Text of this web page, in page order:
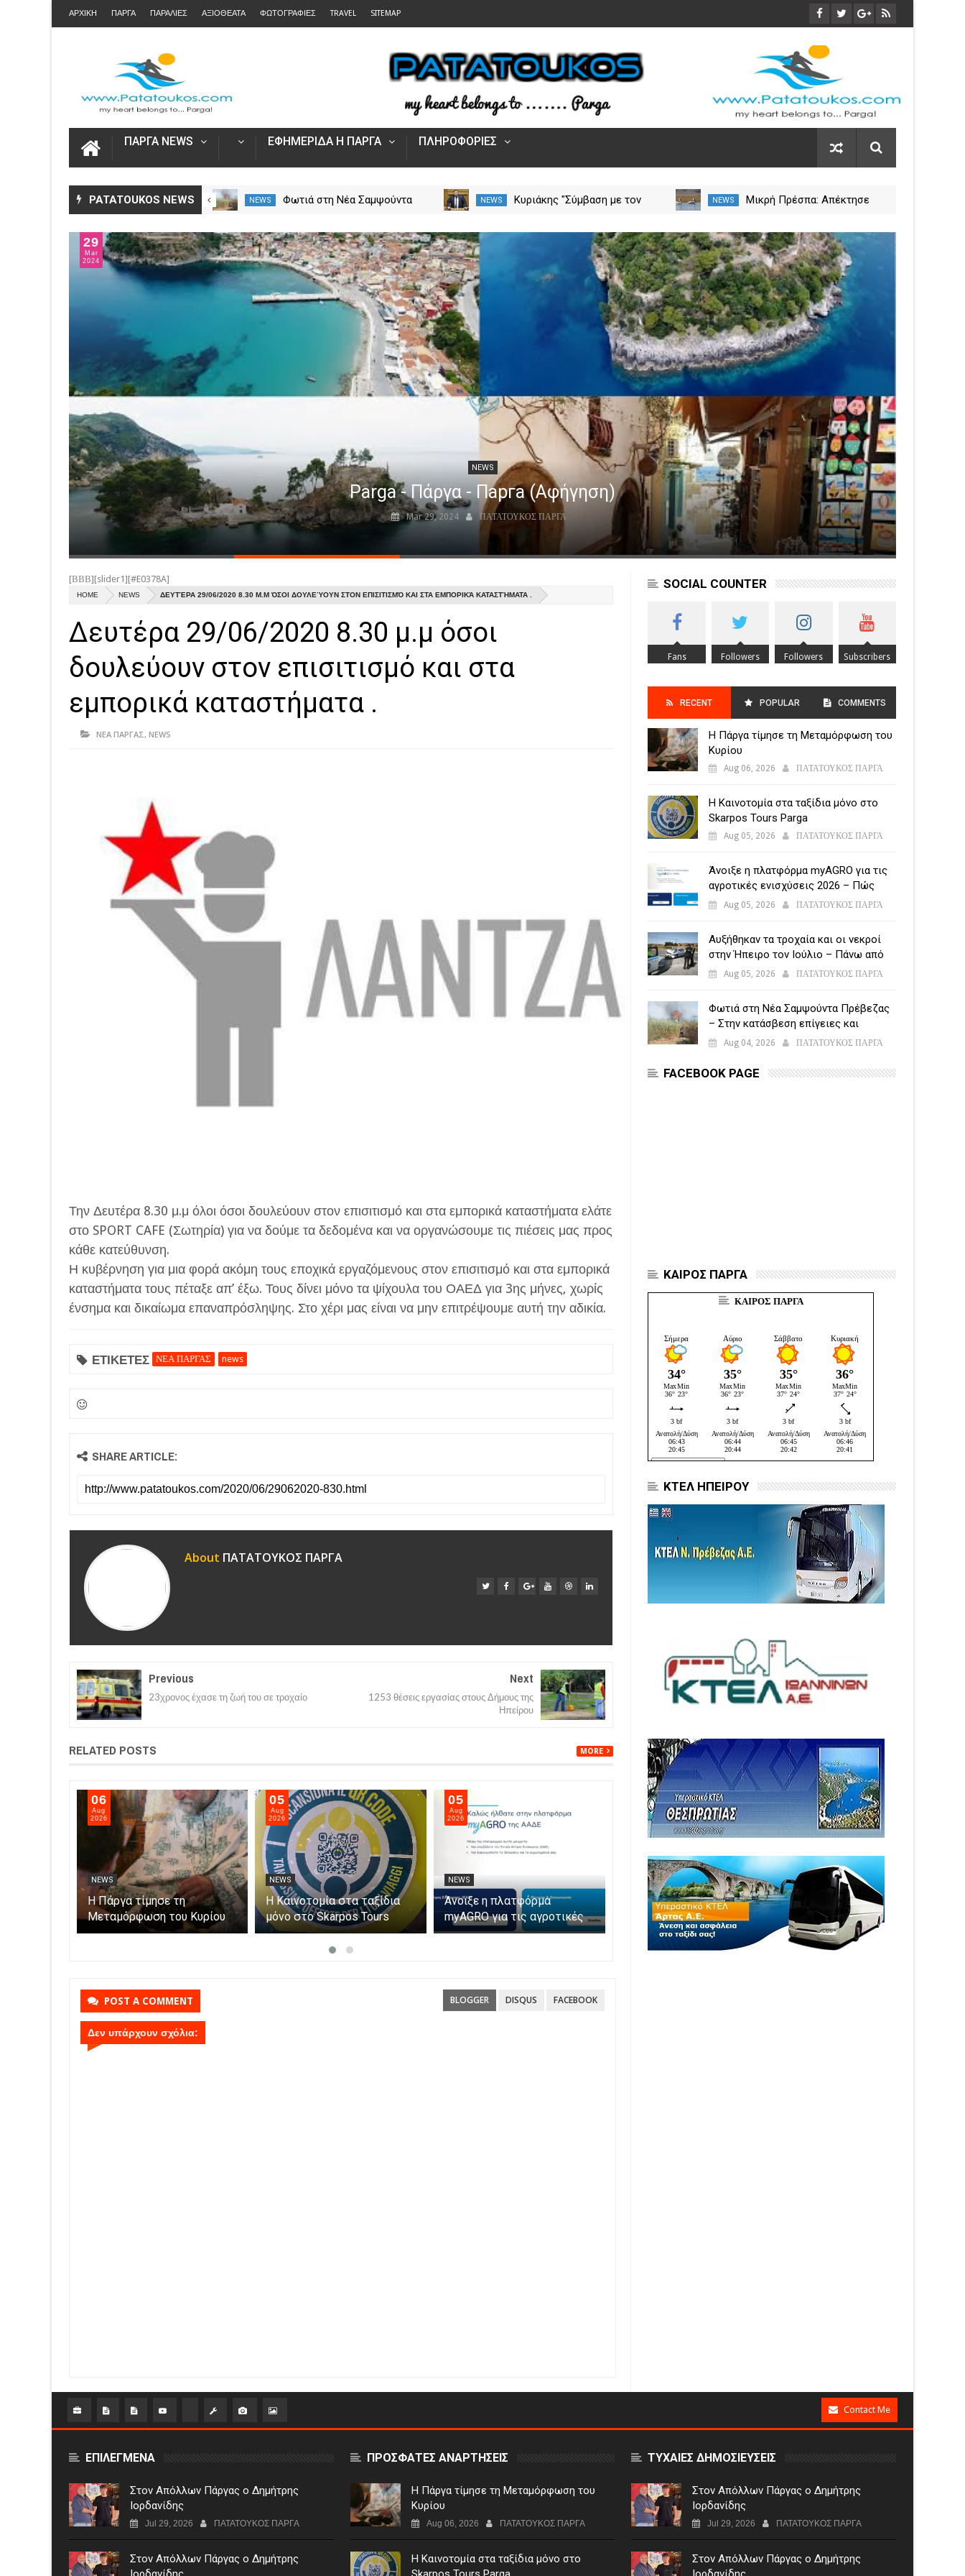
ΑΡΧΙΚΗ ΠΑΡΓΑ ΠΑΡΑΛΙΕΣ ΑΞΙΟΘΕΑΤΑ ΦΩΤΟΓΡΑΦΙΕΣ TRAVEL SITEMAP
ΠΑΡΓΑ NEWS ΕΦΗΜΕΡΙΔΑ Η ΠΑΡΓΑ ΠΛΗΡΟΦΟΡΙΕΣ
PATATOUKOS NEWS
Αυξήθηκαν τα τροχαία και οι
νεκροί στην Ήπειρο τον Ιούλιο
NEWS
Φωτιά στη Νέα Σαμψούντα
δυνάμεις
NEWS
Κυριάκης "Σύμβαση με τον
χρηματοδότηση της
λειτουργίας του"
NEWS
Μικρή Πρέσπα: Απέκτησε
29
Mar
2024
NEWS
Parga - Πάργα - Парга (Αφήγηση)
Mar 29, 2024 ΠΑΤΑΤΟΥΚΟΣ ΠΑΡΓΑ
[ΒΒΒ][slider1][#E0378A]
HOME NEWS ΔΕΥΤΈΡΑ 29/06/2020 8.30 Μ.Μ ΌΣΟΙ ΔΟΥΛΕΎΟΥΝ ΣΤΟΝ ΕΠΙΣΙΤΙΣΜΌ ΚΑΙ ΣΤΑ ΕΜΠΟΡΙΚΆ ΚΑΤΑΣΤΉΜΑΤΑ .
Δευτέρα 29/06/2020 8.30 μ.μ όσοι
δουλεύουν στον επισιτισμό και στα
εμπορικά καταστήματα .
ΝΕΑ ΠΑΡΓΑΣ, NEWS
Την Δευτέρα 8.30 μ.μ όλοι όσοι δουλεύουν στον επισιτισμό και στα εμπορικά καταστήματα ελάτε
στο SPORT CAFE (Σωτηρία) για να δούμε τα δεδομένα και να οργανώσουμε τις πιέσεις μας προς
κάθε κατεύθυνση.
Η κυβέρνηση για μια φορά ακόμη τους εποχικά εργαζόμενους στον επισιτισμό και στα εμπορικά
καταστήματα τους πέταξε απ’ έξω. Τους δίνει μόνο τα ψίχουλα του ΟΑΕΔ για 3ης μήνες, χωρίς
ένσημα και δικαίωμα επαναπρόσληψης. Στο χέρι μας είναι να μην επιτρέψουμε αυτή την αδικία.
ΕΤΙΚΕΤΕΣ ΝΕΑ ΠΑΡΓΑΣ news
SHARE ARTICLE:
About ΠΑΤΑΤΟΥΚΟΣ ΠΑΡΓΑ
Previous
23χρονος έχασε τη ζωή του σε τροχαίο
Next
1253 θέσεις εργασίας στους Δήμους της
Ηπείρου
RELATED POSTS MORE
06
Aug
2026
NEWS
Η Πάργα τίμησε τη
Μεταμόρφωση του Κυρίου
05
Aug
2026
NEWS
Η Καινοτομία στα ταξίδια
μόνο στο Skarpos Tours
Parga
05
Aug
2026
NEWS
Άνοιξε η πλατφόρμα
myAGRO για τις αγροτικές
ενισχύσεις 2026 – Πώς
NEWS
Αυξήθηκαν τα τροχαία και οι
νεκροί στην Ήπειρο τον
Ιούλιο – Πάνω από 5.500
παραβάσεις
04
Aug
2026
Φωτιά στη Νέα Σαμψούντα
Πρέβεζας – Στην
κατάσβεση επίγειες και
εναέριες δυνάμεις
POST A COMMENT BLOGGER DISQUS FACEBOOK
Δεν υπάρχουν σχόλια:
SOCIAL COUNTER
Fans Followers Followers Subscribers
RECENT POPULAR
POSTS
COMMENTS
Η Πάργα τίμησε τη Μεταμόρφωση του
Κυρίου
Aug 06, 2026 ΠΑΤΑΤΟΥΚΟΣ ΠΑΡΓΑ
Η Καινοτομία στα ταξίδια μόνο στο
Skarpos Tours Parga
Aug 05, 2026 ΠΑΤΑΤΟΥΚΟΣ ΠΑΡΓΑ
Άνοιξε η πλατφόρμα myAGRO για τις
αγροτικές ενισχύσεις 2026 – Πώς
υποβάλλεται η Ενιαία Αίτηση
Aug 05, 2026 ΠΑΤΑΤΟΥΚΟΣ ΠΑΡΓΑ
Αυξήθηκαν τα τροχαία και οι νεκροί
στην Ήπειρο τον Ιούλιο – Πάνω από
5.500 παραβάσεις
Aug 05, 2026 ΠΑΤΑΤΟΥΚΟΣ ΠΑΡΓΑ
Φωτιά στη Νέα Σαμψούντα Πρέβεζας
– Στην κατάσβεση επίγειες και
εναέριες δυνάμεις
Aug 04, 2026 ΠΑΤΑΤΟΥΚΟΣ ΠΑΡΓΑ
FACEBOOK PAGE
ΚΑΙΡΟΣ ΠΑΡΓΑ
ΚΑΙΡΟΣ ΠΑΡΓΑ
ΚΤΕΛ ΗΠΕΙΡΟΥ
Contact Me
ΕΠΙΛΕΓΜΕΝΑ
Στον Απόλλων Πάργας ο Δημήτρης
Ιορδανίδης
Jul 29, 2026 ΠΑΤΑΤΟΥΚΟΣ ΠΑΡΓΑ
Στον Απόλλων Πάργας ο Δημήτρης
ΠΡΟΣΦΑΤΕΣ ΑΝΑΡΤΗΣΕΙΣ
Η Πάργα τίμησε τη Μεταμόρφωση του
Κυρίου
Aug 06, 2026 ΠΑΤΑΤΟΥΚΟΣ ΠΑΡΓΑ
Η Καινοτομία στα ταξίδια μόνο στο
ΤΥΧΑΙΕΣ ΔΗΜΟΣΙΕΥΣΕΙΣ
Στον Απόλλων Πάργας ο Δημήτρης
Ιορδανίδης
Jul 29, 2026 ΠΑΤΑΤΟΥΚΟΣ ΠΑΡΓΑ
Στον Απόλλων Πάργας ο Δημήτρης